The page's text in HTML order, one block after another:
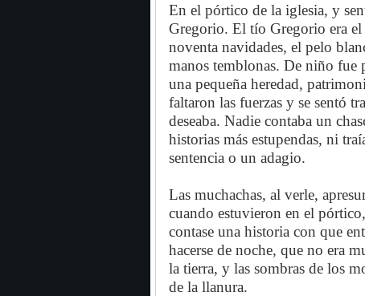
En el pórtico de la iglesia, y
Gregorio. El tío Gregorio era el
noventa navidades, el pelo
manos temblonas. De niño fue
una pequeña heredad,
faltaron las fuerzas y se sentó
deseaba. Nadie contaba un
historias más estupendas, ni
sentencia o un adagio.
Las muchachas, al verle,
cuando estuvieron en el
contase una historia con que
hacerse de noche, que no era
la tierra, y las sombras de los
de la llanura.